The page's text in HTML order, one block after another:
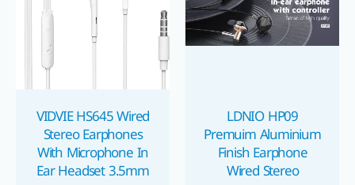
LDNIO HP09
Premuim Aluminium
Finish Earphone
Wired Stereo
VIDVIE HS645 Wired
Stereo Earphones
With Microphone In
Ear Headset 3.5mm